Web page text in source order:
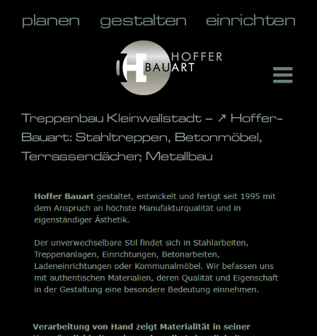
Treppenbau Kleinwallstadt – ↗️ Hoffer-
Bauart: Stahltreppen, Betonmöbel,
Terrassendächer, Metallbau